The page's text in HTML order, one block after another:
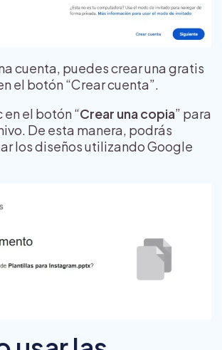
cuenta, puedes crear una gratis
el botón “Crear cuenta”.
el botón “Crear una copia” para
De esta manera, podrás
los diseños utilizando Google